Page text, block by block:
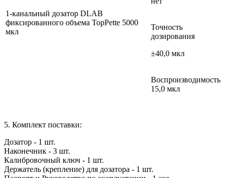
1-канальный дозатор DLAB
фиксированного объема TopPette 5000
мкл
Точность
дозирования
±40,0 мкл
Воспроизводимость
15,0 мкл
5. Комплект поставки:
Дозатор - 1 шт.
Наконечник - 3 шт.
Калибровочный ключ - 1 шт.
Держатель (крепление) для дозатора - 1 шт.